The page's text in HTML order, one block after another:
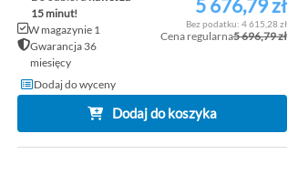
15 minut!
W magazynie 1
Gwarancja 36
miesięcy
promocyjna
5 676,79 zł
4 615,28 zł
Cena regularna5 696,79 zł
Dodaj do wyceny
Dodaj do koszyka